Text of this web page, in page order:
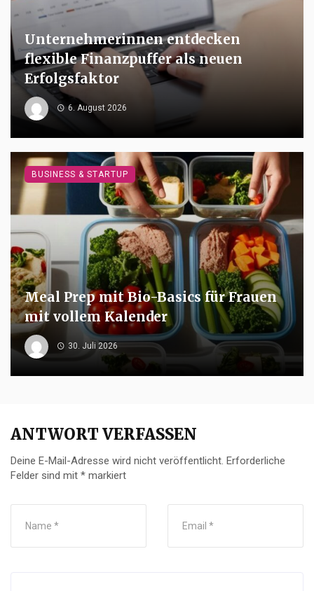
Unternehmerinnen entdecken
flexible Finanzpuffer als neuen
Erfolgsfaktor
6. August 2026
Meal Prep mit Bio-Basics für Frauen
mit vollem Kalender
30. Juli 2026
BUSINESS & STARTUP
ANTWORT VERFASSEN
Deine E-Mail-Adresse wird nicht veröffentlicht. Erforderliche
Felder sind mit * markiert